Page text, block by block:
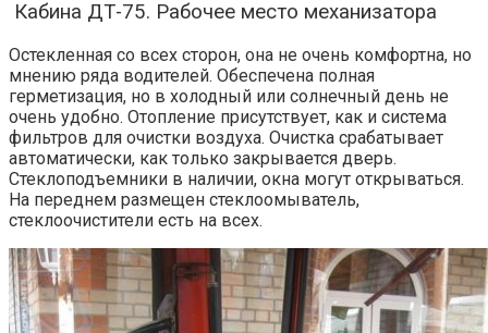
Кабина ДТ-75. Рабочее место механизатора
Остекленная со всех сторон, она не очень комфортна, но
мнению ряда водителей. Обеспечена полная
герметизация, но в холодный или солнечный день не
очень удобно. Отопление присутствует, как и система
фильтров для очистки воздуха. Очистка срабатывает
автоматически, как только закрывается дверь.
Стеклоподъемники в наличии, окна могут открываться.
На переднем размещен стеклоомыватель,
стеклоочистители есть на всех.